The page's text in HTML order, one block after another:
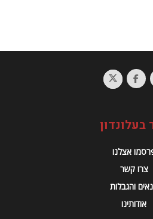
בעלונדון
אצלנו
צרו קשר
והגבלות
אודותינו